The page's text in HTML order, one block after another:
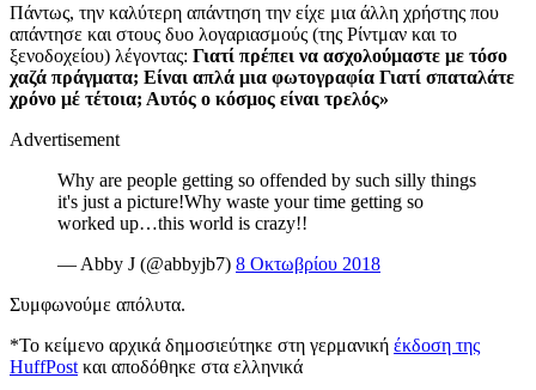
Πάντως, την καλύτερη απάντηση την είχε μια άλλη χρήστης που
απάντησε και στους δυο λογαριασμούς (της Ρίντμαν και το
ξενοδοχείου) λέγοντας: Γιατί πρέπει να ασχολούμαστε με τόσο
χαζά πράγματα; Είναι απλά μια φωτογραφία Γιατί σπαταλάτε
χρόνο μέ τέτοια; Αυτός ο κόσμος είναι τρελός»
Advertisement
Why are people getting so offended by such silly things
it's just a picture!Why waste your time getting so
worked up…this world is crazy!!
— Abby J (@abbyjb7) 8 Οκτωβρίου 2018
Συμφωνούμε απόλυτα.
*To κείμενο αρχικά δημοσιεύτηκε στη γερμανική έκδοση της
HuffPost και αποδόθηκε στα ελληνικά